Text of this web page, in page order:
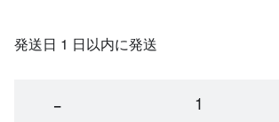
発送日 1 日以内に発送
−